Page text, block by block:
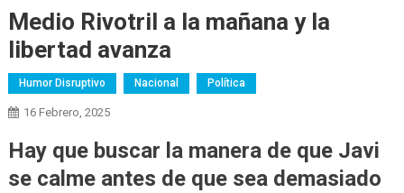
Medio Rivotril a la mañana y la
libertad avanza
Humor Disruptivo Nacional Política
16 Febrero, 2025
Hay que buscar la manera de que Javi
se calme antes de que sea demasiado